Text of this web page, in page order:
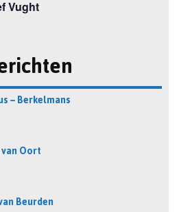
– Berkelmans
Oort
Beurden